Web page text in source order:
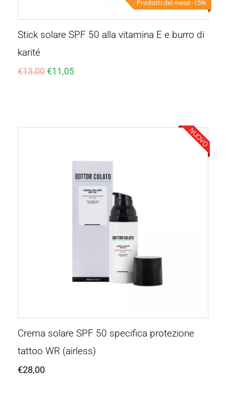
Prodotti del mese -15%
Stick solare SPF 50 alla vitamina E e burro di
karité
€13,00 €11,05
NUOVO
Crema solare SPF 50 specifica protezione
tattoo WR (airless)
€28,00